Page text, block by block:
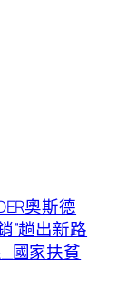
奧斯德
”趟出新路
國家扶貧